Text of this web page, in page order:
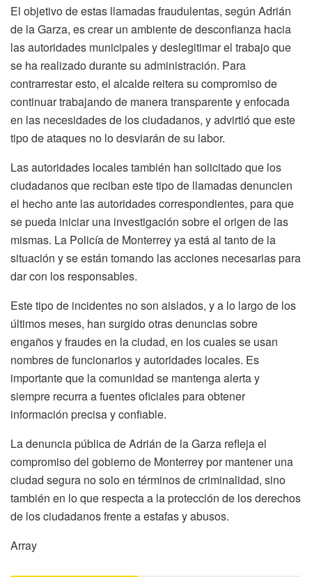
El objetivo de estas llamadas fraudulentas, según Adrián
de la Garza, es crear un ambiente de desconfianza hacia
las autoridades municipales y deslegitimar el trabajo que
se ha realizado durante su administración. Para
contrarrestar esto, el alcalde reitera su compromiso de
continuar trabajando de manera transparente y enfocada
en las necesidades de los ciudadanos, y advirtió que este
tipo de ataques no lo desviarán de su labor.
Las autoridades locales también han solicitado que los
ciudadanos que reciban este tipo de llamadas denuncien
el hecho ante las autoridades correspondientes, para que
se pueda iniciar una investigación sobre el origen de las
mismas. La Policía de Monterrey ya está al tanto de la
situación y se están tomando las acciones necesarias para
dar con los responsables.
Este tipo de incidentes no son aislados, y a lo largo de los
últimos meses, han surgido otras denuncias sobre
engaños y fraudes en la ciudad, en los cuales se usan
nombres de funcionarios y autoridades locales. Es
importante que la comunidad se mantenga alerta y
siempre recurra a fuentes oficiales para obtener
información precisa y confiable.
La denuncia pública de Adrián de la Garza refleja el
compromiso del gobierno de Monterrey por mantener una
ciudad segura no solo en términos de criminalidad, sino
también en lo que respecta a la protección de los derechos
de los ciudadanos frente a estafas y abusos.
Array